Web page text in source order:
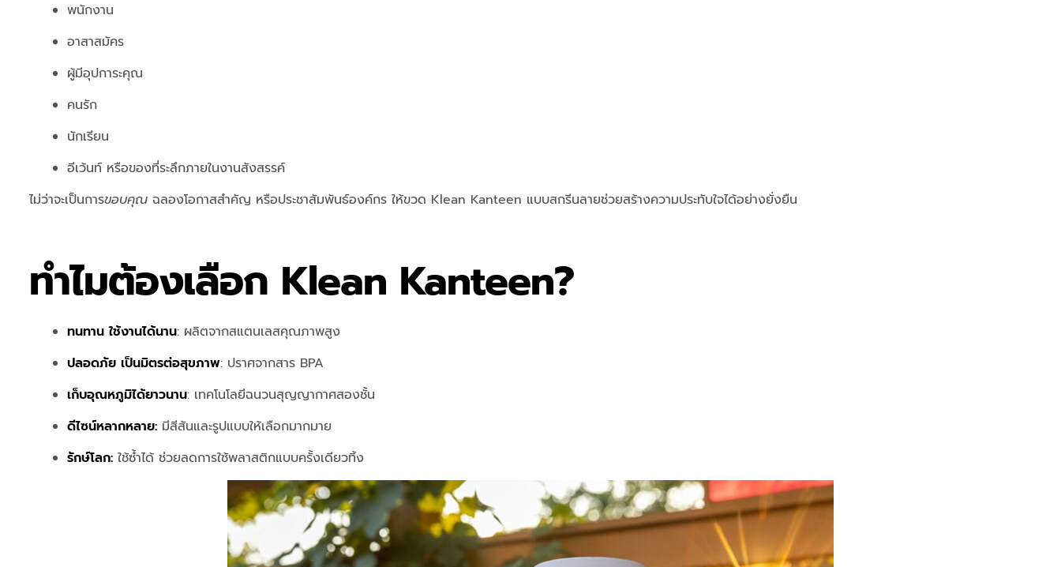
พนักงาน
อาสาสมัคร
ผู้มีอุปการะคุณ
คนรัก
นักเรียน
อีเว้นท์ หรือของที่ระลึกภายในงานสังสรรค์
ไม่ว่าจะเป็นการขอบคุณ ฉลองโอกาสสำคัญ หรือประชาสัมพันธ์องค์กร ให้ขวด Klean Kanteen แบบสกรีนลายช่วยสร้างความประทับใจได้อย่างยั่งยืน
ทำไมต้องเลือก Klean Kanteen?
ทนทาน ใช้งานได้นาน: ผลิตจากสแตนเลสคุณภาพสูง
ปลอดภัย เป็นมิตรต่อสุขภาพ: ปราศจากสาร BPA
เก็บอุณหภูมิได้ยาวนาน: เทคโนโลยีฉนวนสุญญากาศสองชั้น
ดีไซน์หลากหลาย: มีสีสันและรูปแบบให้เลือกมากมาย
รักษ์โลก: ใช้ซ้ำได้ ช่วยลดการใช้พลาสติกแบบครั้งเดียวทิ้ง